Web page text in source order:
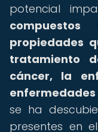
potencial
propiedades
tratamiento
cáncer, la
se ha
presentes en